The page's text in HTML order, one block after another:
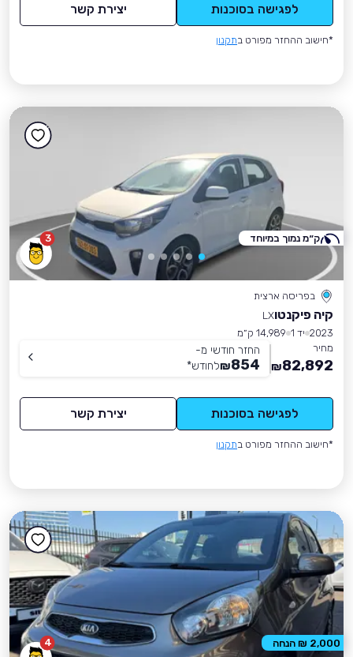
לפגישה בסוכנות יצירת קשר
*חישוב ההחזר מפורט בתקנון
3
בפריסה ארצית
קיה פיקנטוLX
2023 יד 1
14,989 ק״מ
מחיר
82,892
₪
החזר חודשי מ-
854
₪לחודש*
לפגישה בסוכנות יצירת קשר
*חישוב ההחזר מפורט בתקנון
ק״מ נמוך במיוחד
4 2,000 ₪ הנחה